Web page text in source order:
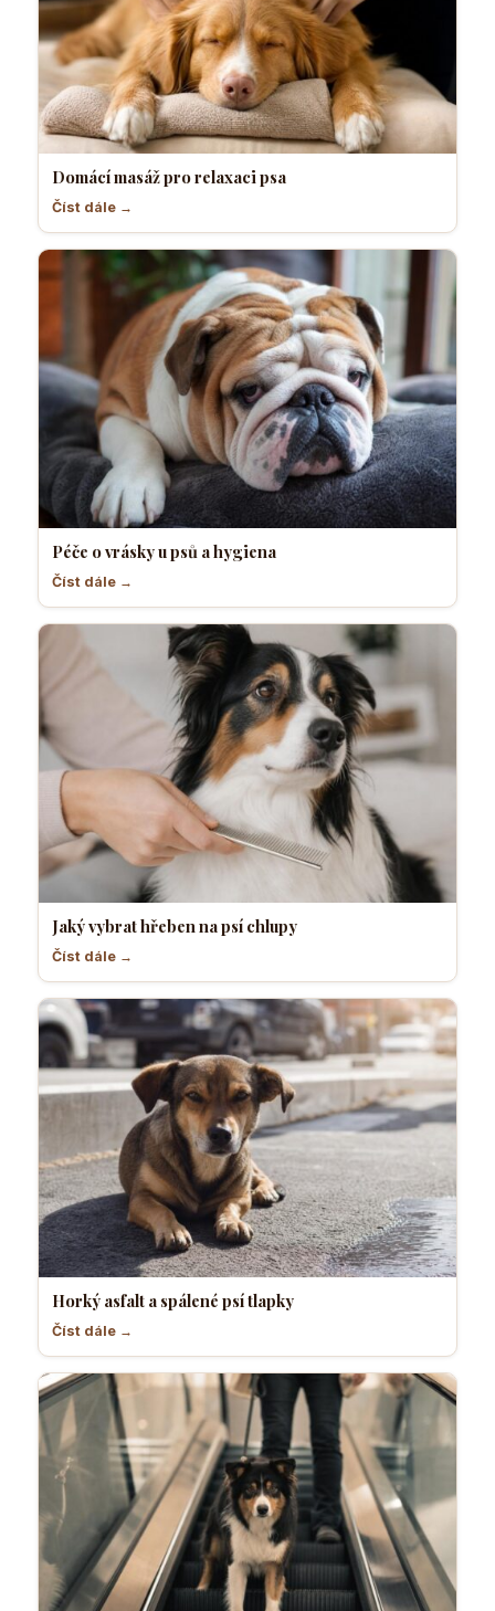
Domácí masáž pro relaxaci psa
Číst dále →
Péče o vrásky u psů a hygiena
Číst dále →
Jaký vybrat hřeben na psí chlupy
Číst dále →
Horký asfalt a spálené psí tlapky
Číst dále →